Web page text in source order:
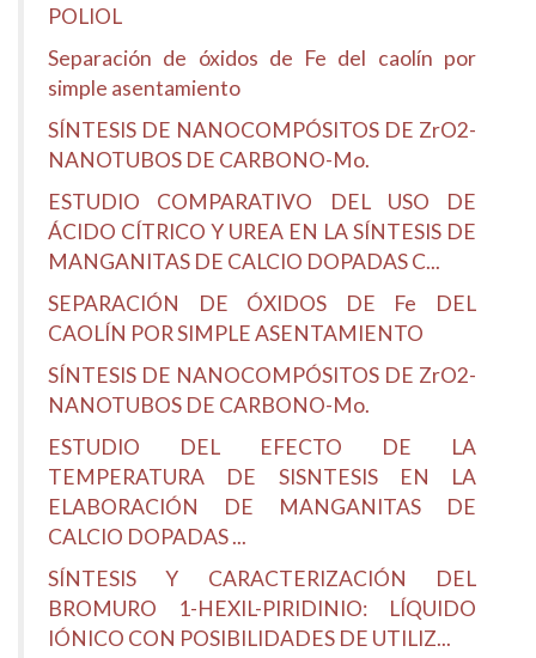
POLIOL
Separación de óxidos de Fe del caolín por
simple asentamiento
SÍNTESIS DE NANOCOMPÓSITOS DE ZrO2-
NANOTUBOS DE CARBONO-Mo.
ESTUDIO COMPARATIVO DEL USO DE
ÁCIDO CÍTRICO Y UREA EN LA SÍNTESIS DE
MANGANITAS DE CALCIO DOPADAS C...
SEPARACIÓN DE ÓXIDOS DE Fe DEL
CAOLÍN POR SIMPLE ASENTAMIENTO
SÍNTESIS DE NANOCOMPÓSITOS DE ZrO2-
NANOTUBOS DE CARBONO-Mo.
ESTUDIO DEL EFECTO DE LA
TEMPERATURA DE SISNTESIS EN LA
ELABORACIÓN DE MANGANITAS DE
CALCIO DOPADAS ...
SÍNTESIS Y CARACTERIZACIÓN DEL
BROMURO 1-HEXIL-PIRIDINIO: LÍQUIDO
IÓNICO CON POSIBILIDADES DE UTILIZ...